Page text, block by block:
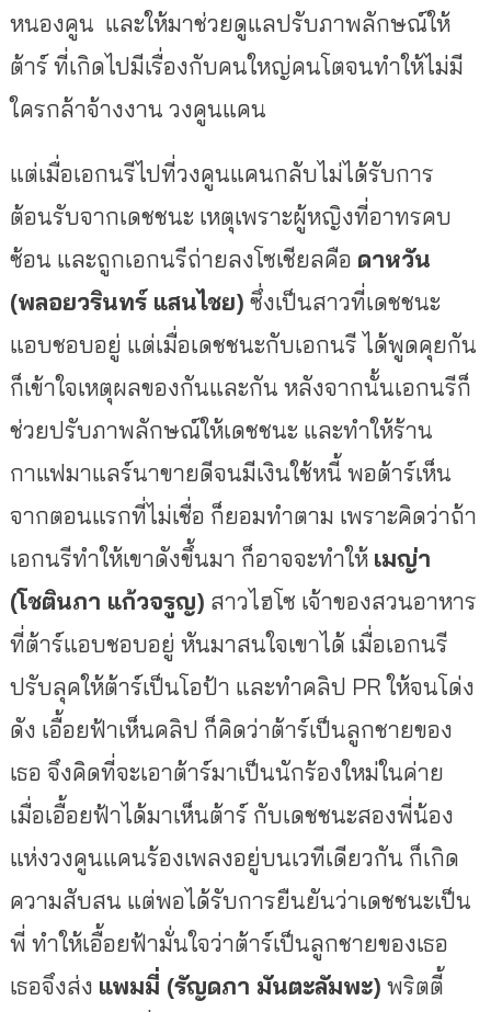
หนองคูน และให้มาช่วยดูแลปรับภาพลักษณ์ให้
ต้าร์ที่เกิดไปมีเรื่องกับคนใหญ่คนโตจนทำให้ไม่มี
ใครกล้าจ้างงาน วงคูนแคน
แต่เมื่อเอกนรีไปที่วงคูนแคนกลับไม่ได้รับการ
ต้อนรับจากเดชชนะ เหตุเพราะผู้หญิงที่อาทรคบ
ซ้อน และถูกเอกนรีถ่ายลงโซเชียลคือ ดาหวัน
(พลอยวรินทร์ แสนไชย) ซึ่งเป็นสาวที่เดชชนะ
แอบชอบอยู่ แต่เมื่อเดชชนะกับเอกนรี ได้พูดคุยกัน
ก็เข้าใจเหตุผลของกันและกัน หลังจากนั้นเอกนรีก็
ช่วยปรับภาพลักษณ์ให้เดชชนะ และทำให้ร้าน
กาแฟมาแลร์นาขายดีจนมีเงินใช้หนี้ พอต้าร์เห็น
จากตอนแรกที่ไม่เชื่อ ก็ยอมทำตาม เพราะคิดว่าถ้า
เอกนรีทำให้เขาดังขึ้นมา ก็อาจจะทำให้ เมญ่า
(โชตินภา แก้วจรูญ) สาวไฮโซ เจ้าของสวนอาหาร
ที่ต้าร์แอบชอบอยู่ หันมาสนใจเขาได้ เมื่อเอกนรี
ปรับลุคให้ต้าร์เป็นโอป้า และทำคลิป PRให้จนโด่ง
ดัง เอื้อยฟ้าเห็นคลิป ก็คิดว่าต้าร์เป็นลูกชายของ
เธอ จึงคิดที่จะเอาต้าร์มาเป็นนักร้องใหม่ในค่าย
เมื่อเอื้อยฟ้าได้มาเห็นต้าร์ กับเดชชนะสองพี่น้อง
แห่งวงคูนแคนร้องเพลงอยู่บนเวทีเดียวกัน ก็เกิด
ความสับสน แต่พอได้รับการยืนยันว่าเดชชนะเป็น
พี่ ทำให้เอื้อยฟ้ามั่นใจว่าต้าร์เป็นลูกชายของเธอ
เธอจึงส่ง แพมมี่ (รัญดภา มันตะลัมพะ) พริตตี้